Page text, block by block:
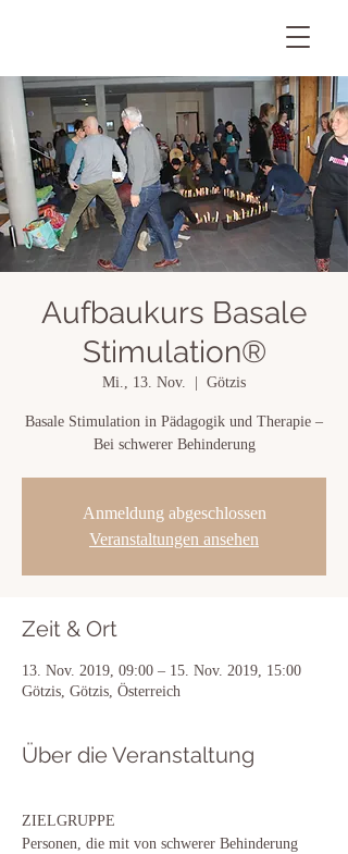
Aufbaukurs Basale
Stimulation®
Mi., 13. Nov. Götzis
Basale Stimulation in Pädagogik und Therapie –
Bei schwerer Behinderung
Anmeldung abgeschlossen
Veranstaltungen ansehen
Zeit & Ort
13. Nov. 2019, 09:00 – 15. Nov. 2019, 15:00
Götzis, Götzis, Österreich
Über die Veranstaltung
ZIELGRUPPE
Personen, die mit von schwerer Behinderung